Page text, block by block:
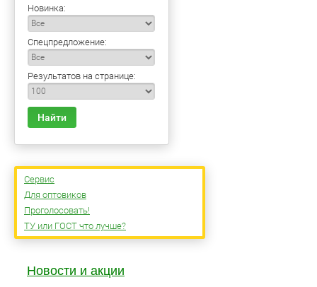
Новинка:
Спецпредложение:
Результатов на странице:
Найти
Сервис
Для оптовиков
Проголосовать!
ТУ или ГОСТ что лучше?
Новости и акции